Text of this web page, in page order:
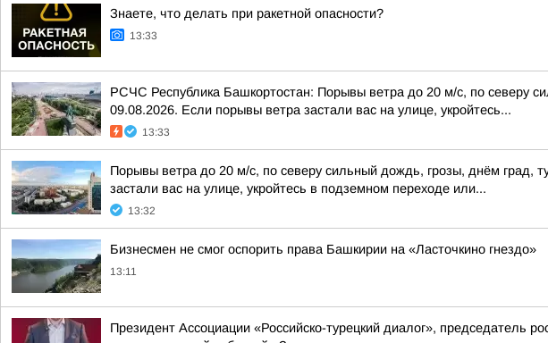
Знаете, что делать при ракетной опасности?
13:33
РСЧС Республика Башкортостан: Порывы ветра до 20 м/с, по северу
09.08.2026. Если порывы ветра застали вас на улице, укройтесь...
13:33
Порывы ветра до 20 м/с, по северу сильный дождь, грозы, днём град,
застали вас на улице, укройтесь в подземном переходе или...
13:32
Бизнесмен не смог оспорить права Башкирии на «Ласточкино гнездо»
13:11
Президент Ассоциации «Российско-турецкий диалог», председатель